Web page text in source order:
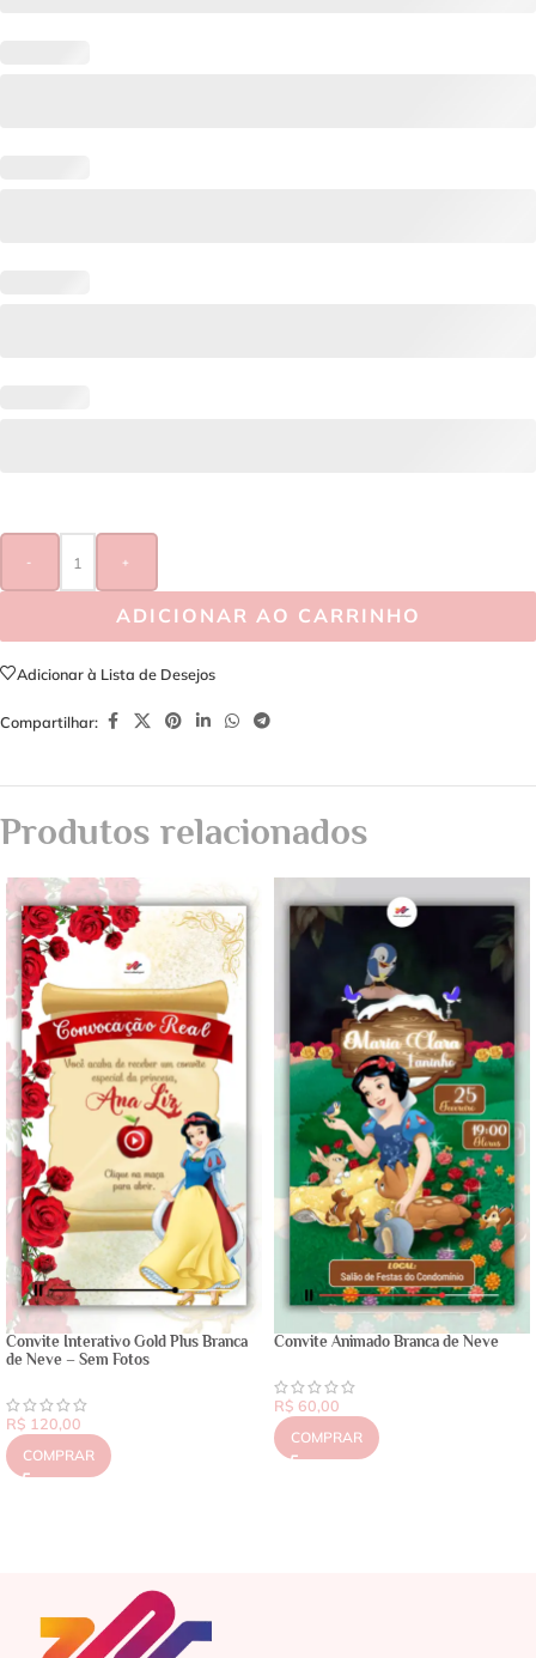
- +
ADICIONAR AO CARRINHO
Adicionar à Lista de Desejos
Compartilhar:
Produtos relacionados
Convite Interativo Gold Plus Branca
de Neve – Sem Fotos
R$ 120,00
COMPRAR
Convite Animado Branca de Neve
R$ 60,00
COMPRAR